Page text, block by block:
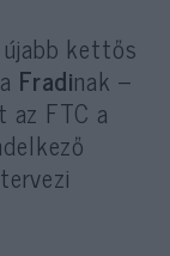
kettős
Fradinak –
az FTC a